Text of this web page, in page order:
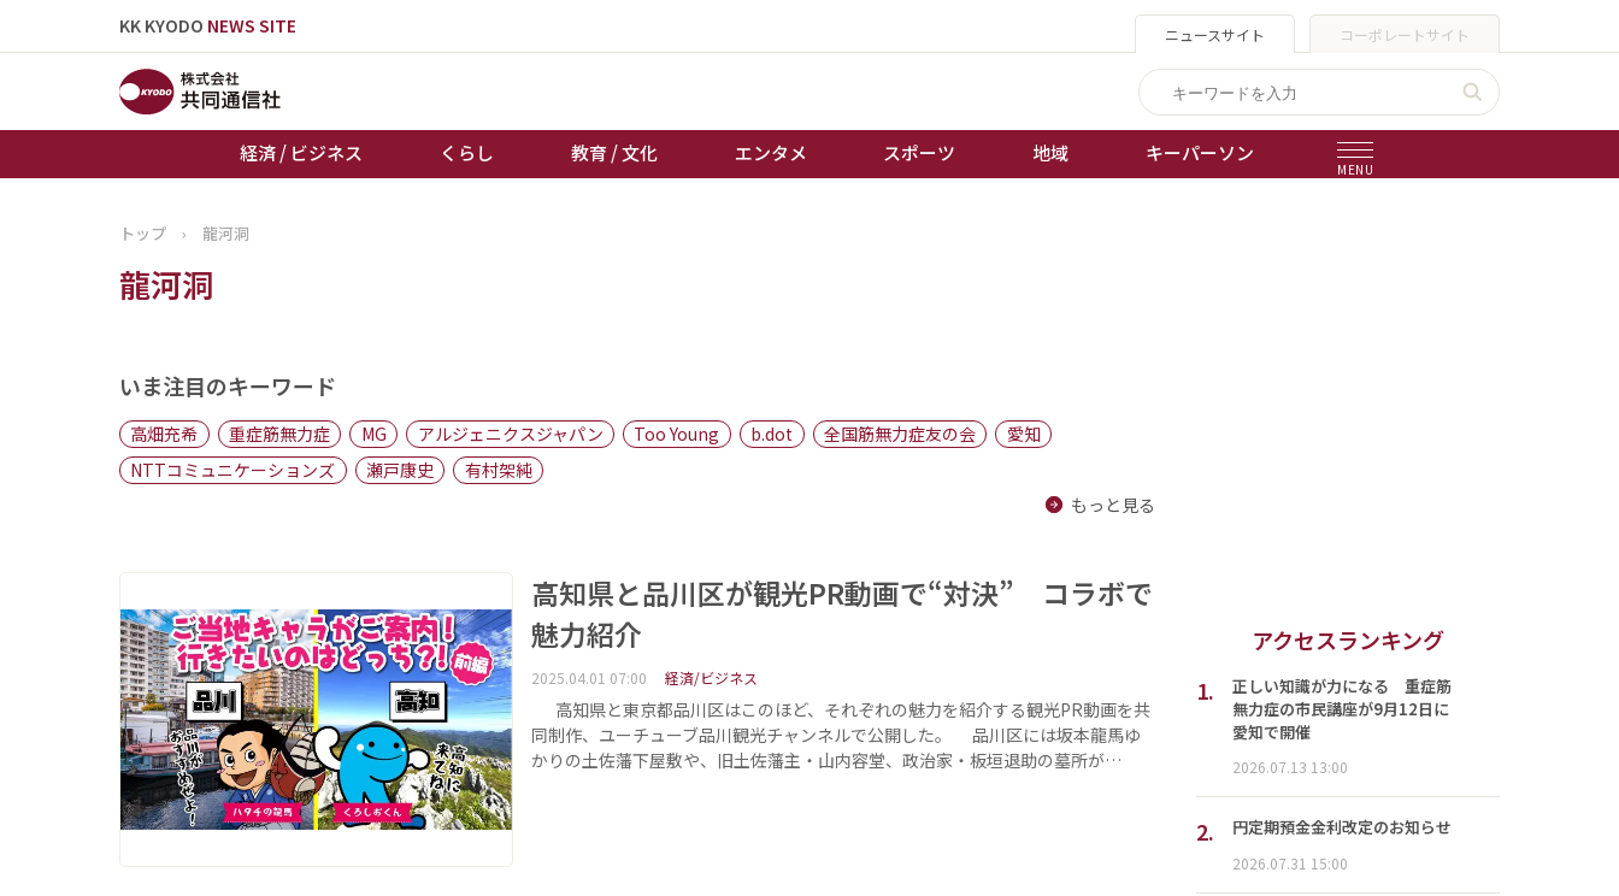
KK KYODO NEWS SITE ニュースサイト コーポレートサイト
経済 / ビジネス くらし 教育 / 文化 エンタメ スポーツ 地域 キーパーソン
MENU
トップページ
地域
棋王戦
トップ › 龍河洞
龍河洞
いま注目のキーワード
高畑充希 重症筋無力症 MG アルジェニクスジャパン Too Young b.dot 全国筋無力症友の会
愛知
NTTコミュニケーションズ
瀬戸康史
有村架純
もっと見る
高知県と品川区が観光PR動画で“対決” コラボで
魅力紹介
2025.04.01 07:00 経済/ビジネス
高知県と東京都品川区はこのほど、それぞれの魅力を紹介する観光PR動画を共
同制作、ユーチューブ品川観光チャンネルで公開した。 品川区には坂本龍馬ゆ
かりの土佐藩下屋敷や、旧土佐藩主・山内容堂、政治家・板垣退助の墓所が…
アクセスランキング
1.
正しい知識が力になる 重症筋
無力症の市民講座が9月12日に
愛知で開催
2026.07.13 13:00
2. 円定期預金金利改定のお知らせ
2026.07.31 15:00